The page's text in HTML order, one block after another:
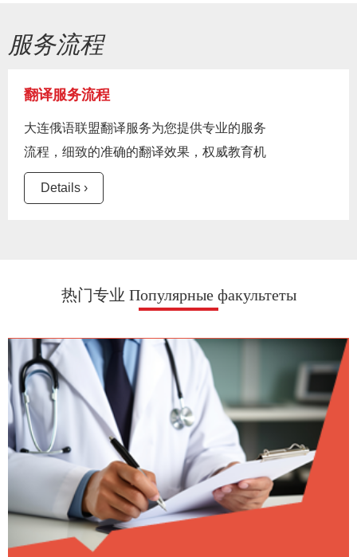
服务流程
翻译服务流程
大连俄语联盟翻译服务为您提供专业的服务
流程，细致的准确的翻译效果，权威教育机
构的态度。
Details ›
热门专业 Популярные факультеты